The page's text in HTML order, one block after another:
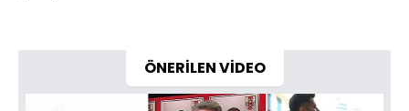
ÖNERİLEN VİDEO